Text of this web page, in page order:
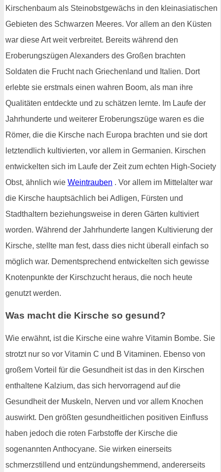
Kirschenbaum als Steinobstgewächs in den kleinasiatischen
Gebieten des Schwarzen Meeres. Vor allem an den Küsten
war diese Art weit verbreitet. Bereits während den
Eroberungszügen Alexanders des Großen brachten
Soldaten die Frucht nach Griechenland und Italien. Dort
erlebte sie erstmals einen wahren Boom, als man ihre
Qualitäten entdeckte und zu schätzen lernte. Im Laufe der
Jahrhunderte und weiterer Eroberungszüge waren es die
Römer, die die Kirsche nach Europa brachten und sie dort
letztendlich kultivierten, vor allem in Germanien. Kirschen
entwickelten sich im Laufe der Zeit zum echten High-Society
Obst, ähnlich wie Weintrauben . Vor allem im Mittelalter war
die Kirsche hauptsächlich bei Adligen, Fürsten und
Stadthaltern beziehungsweise in deren Gärten kultiviert
worden. Während der Jahrhunderte langen Kultivierung der
Kirsche, stellte man fest, dass dies nicht überall einfach so
möglich war. Dementsprechend entwickelten sich gewisse
Knotenpunkte der Kirschzucht heraus, die noch heute
genutzt werden.
Was macht die Kirsche so gesund?
Wie erwähnt, ist die Kirsche eine wahre Vitamin Bombe. Sie
strotzt nur so vor Vitamin C und B Vitaminen. Ebenso von
großem Vorteil für die Gesundheit ist das in den Kirschen
enthaltene Kalzium, das sich hervorragend auf die
Gesundheit der Muskeln, Nerven und vor allem Knochen
auswirkt. Den größten gesundheitlichen positiven Einfluss
haben jedoch die roten Farbstoffe der Kirsche die
sogenannten Anthocyane. Sie wirken einerseits
schmerzstillend und entzündungshemmend, andererseits